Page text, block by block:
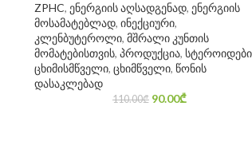
ZPHC, ენერგიის აღსადგენად, ენერგიის
მოსამატებლად, ინექციური,
კლენბუტეროლი, მშრალი კუნთის
მომატებისთვის, პროდუქცია, სტეროიდები
ცხიმისმწველი, ცხიმწველი, წონის
დასაკლებად
110.00₾ 90.00₾